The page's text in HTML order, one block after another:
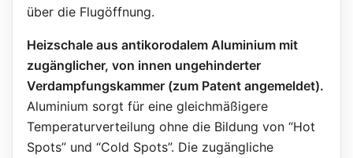
über die Flugöffnung.
Heizschale aus antikorodalem Aluminium mit
zugänglicher, von innen ungehinderter
Verdampfungskammer (zum Patent angemeldet).
Aluminium sorgt für eine gleichmäßigere
Temperaturverteilung ohne die Bildung von “Hot
Spots” und “Cold Spots”. Die zugängliche